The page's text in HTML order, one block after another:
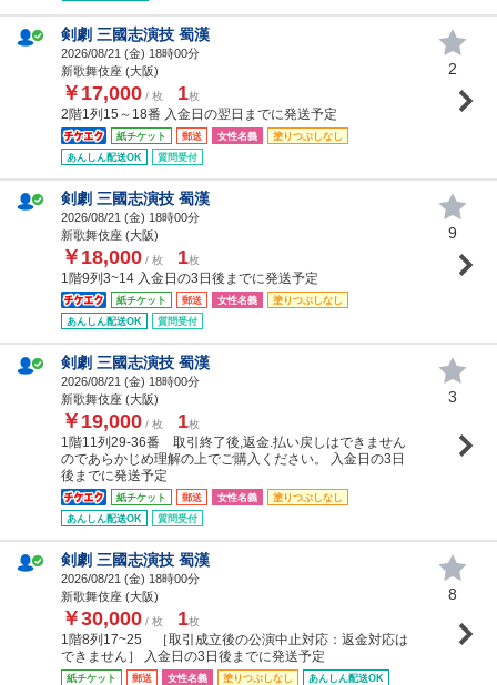
剣劇 三國志演技 蜀漢
2026/08/21 (金) 18時00分
新歌舞伎座 (大阪)
￥17,000 / 枚 1枚
2階1列15～18番 入金日の翌日までに発送予定
紙チケット 郵送 女性名義
塗りつぶしなし
あんしん配送OK
質問受付
2
剣劇 三國志演技 蜀漢
2026/08/21 (金) 18時00分
新歌舞伎座 (大阪)
￥18,000 / 枚 1枚
1階9列3~14 入金日の3日後までに発送予定
紙チケット 郵送 女性名義
塗りつぶしなし
あんしん配送OK
質問受付
9
剣劇 三國志演技 蜀漢
2026/08/21 (金) 18時00分
新歌舞伎座 (大阪)
￥19,000 / 枚 1枚
1階11列29-36番 取引終了後,返金.払い戻しはできません
のであらかじめ理解の上でご購入ください。 入金日の3日
後までに発送予定
紙チケット 郵送 女性名義
塗りつぶしなし
あんしん配送OK
質問受付
3
剣劇 三國志演技 蜀漢
2026/08/21 (金) 18時00分
新歌舞伎座 (大阪)
￥30,000 / 枚 1枚
1階8列17~25 ［取引成立後の公演中止対応：返金対応は
できません］ 入金日の3日後までに発送予定
紙チケット 郵送 女性名義 塗りつぶしなし
あんしん配送OK
8